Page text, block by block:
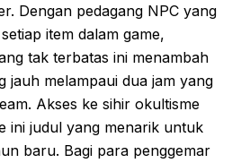
Dengan pedagang NPC yang
item dalam game,
tak terbatas ini menambah
jauh melampaui dua jam yang
Akses ke sihir okultisme
ini judul yang menarik untuk
baru. Bagi para penggemar